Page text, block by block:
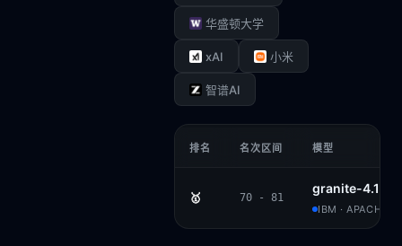
华盛顿大学
xAI 小米
智谱AI
排名 名次区间 模型
🥇 70 - 81
granite-4.1-8b
IBM · APACHE